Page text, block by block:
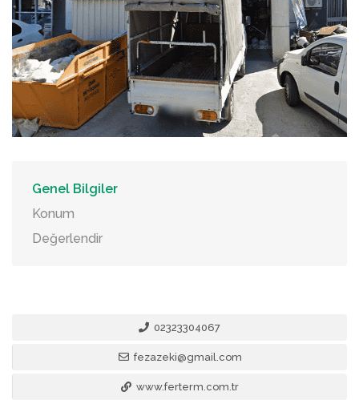
Genel Bilgiler
Konum
Değerlendir
02323304067
fezazeki@gmail.com
www.ferterm.com.tr